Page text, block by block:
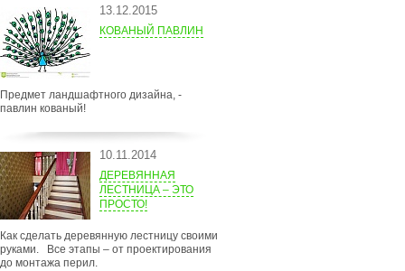
13.12.2015
КОВАНЫЙ ПАВЛИН
Предмет ландшафтного дизайна, -
павлин кованый!
10.11.2014
ДЕРЕВЯННАЯ
ЛЕСТНИЦА – ЭТО
ПРОСТО!
Как сделать деревянную лестницу своими
руками. Все этапы – от проектирования
до монтажа перил.